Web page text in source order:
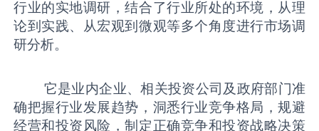
行业的实地调研，结合了行业所处的环境，从理
论到实践、从宏观到微观等多个角度进行市场调
研分析。
它是业内企业、相关投资公司及政府部门准
确把握行业发展趋势，洞悉行业竞争格局，规避
经营和投资风险，制定正确竞争和投资战略决策